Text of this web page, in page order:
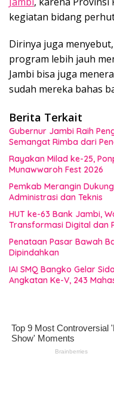
kegiatan bidang
Dirinya juga
program lebih jauh
Jambi bisa juga
sudah mereka bahas
Berita Terkait
Gubernur Jambi Raih
Semangat Rimba dari
Rayakan Milad ke-25,
Munawwaroh Fest 2026
Pemkab Merangin
Administrasi dan Teknis
HUT ke-63 Bank Jambi,
Transformasi Digital dan
Penataan Pasar Bawah
Dipindahkan
IAI SMQ Bangko Gelar
Angkatan Ke-V, 243